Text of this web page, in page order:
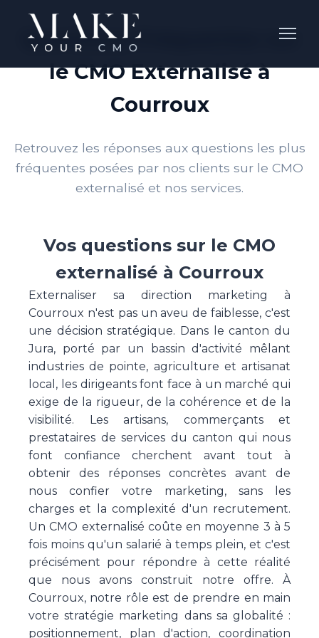
Questions Fréquentes sur
le CMO Externalisé à
Courroux
Retrouvez les réponses aux questions les plus
fréquentes posées par nos clients sur le CMO
externalisé et nos services.
Vos questions sur le CMO
externalisé à Courroux
Externaliser sa direction marketing à
Courroux n'est pas un aveu de faiblesse, c'est
une décision stratégique. Dans le canton du
Jura, porté par un bassin d'activité mêlant
industries de pointe, agriculture et artisanat
local, les dirigeants font face à un marché qui
exige de la rigueur, de la cohérence et de la
visibilité. Les artisans, commerçants et
prestataires de services du canton qui nous
font confiance cherchent avant tout à
obtenir des réponses concrètes avant de
nous confier votre marketing, sans les
charges et la complexité d'un recrutement.
Un CMO externalisé coûte en moyenne 3 à 5
fois moins qu'un salarié à temps plein, et c'est
précisément pour répondre à cette réalité
que nous avons construit notre offre. À
Courroux, notre rôle est de prendre en main
votre stratégie marketing dans sa globalité :
positionnement, plan d'action, coordination